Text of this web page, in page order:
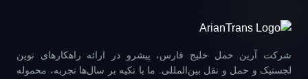
شرکت آرین حمل خلیج فارس، پیشرو در ارائه راهکارهای نوین
لجستیک و حمل و نقل بین‌المللی. ما با تکیه بر سال‌ها تجربه، محموله